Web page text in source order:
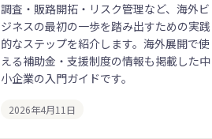
調査・販路開拓・リスク管理など、海外ビ
ジネスの最初の一歩を踏み出すための実践
的なステップを紹介します。海外展開で使
える補助金・支援制度の情報も掲載した中
小企業の入門ガイドです。
2026年4月11日